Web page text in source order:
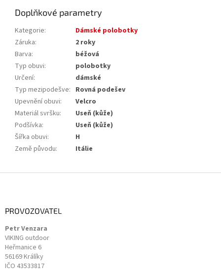
Doplňkové parametry
Kategorie:
Dámské polobotky
Záruka:
2 roky
Barva:
béžová
Typ obuvi:
polobotky
Určení:
dámské
Typ mezipodešve: Rovná podešev
Upevnění obuvi:
Velcro
Materiál svršku:
Useň (kůže)
Podšívka:
Useň (kůže)
Šířka obuvi:
H
Země původu: Itálie
PROVOZOVATEL
Petr Venzara
VIKING outdoor
Heřmanice 6
56169 Králíky
IČO 43533817